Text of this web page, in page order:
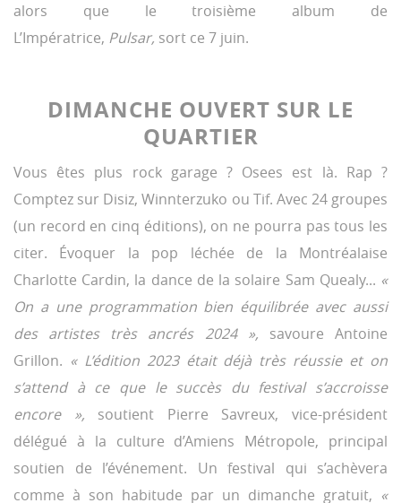
alors que le troisième album de
L’Impératrice, Pulsar, sort ce 7 juin.
DIMANCHE OUVERT SUR LE
QUARTIER
Vous êtes plus rock garage ? Osees est là. Rap ?
Comptez sur Disiz, Winnterzuko ou Tif. Avec 24 groupes
(un record en cinq éditions), on ne pourra pas tous les
citer. Évoquer la pop léchée de la Montréalaise
Charlotte Cardin, la dance de la solaire Sam Quealy... «
On a une programmation bien équilibrée avec aussi
des artistes très ancrés 2024 », savoure Antoine
Grillon. « L’édition 2023 était déjà très réussie et on
s’attend à ce que le succès du festival s’accroisse
encore », soutient Pierre Savreux, vice-président
délégué à la culture d’Amiens Métropole, principal
soutien de l’événement. Un festival qui s’achèvera
comme à son habitude par un dimanche gratuit, «